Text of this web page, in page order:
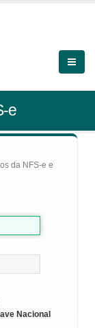
e
da NFS-e e
Nacional